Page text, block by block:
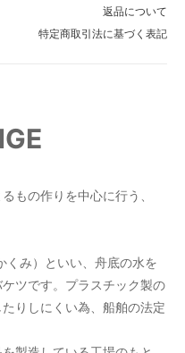
返品について
特定商取引法に基づく表記
もの作りを中心に行う、
くみ）といい、舟底の水を
ツです。プラスチック製の
りしにくい為、船舶の法定